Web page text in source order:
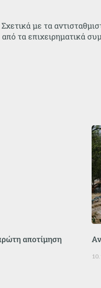
Σχετικά με τα
από τα επιχειρηματικά
αποτίμηση